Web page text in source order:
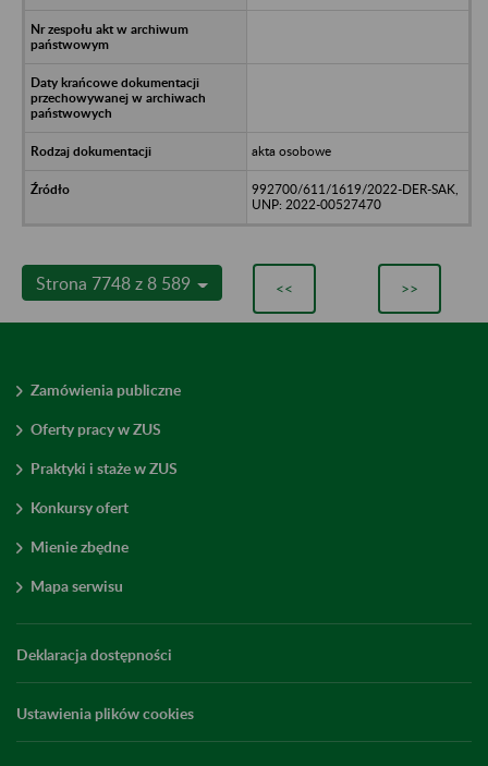
akta osobowe
992700/611/1619/2022-DER-SAK,
UNP: 2022-00527470
Strona 7748 z 8 589 << >>
Zamówienia publiczne
Oferty pracy w ZUS
Praktyki i staże w ZUS
Konkursy ofert
Mienie zbędne
Mapa serwisu
Deklaracja dostępności
Ustawienia plików cookies